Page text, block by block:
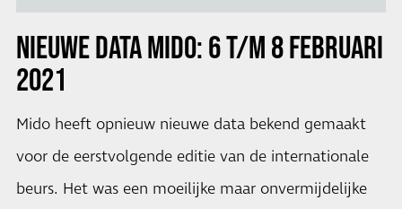
NIEUWE DATA MIDO: 6 T/M 8 FEBRUARI
2021
Mido heeft opnieuw nieuwe data bekend gemaakt
voor de eerstvolgende editie van de internationale
beurs. Het was een moeilijke maar onvermijdelijke